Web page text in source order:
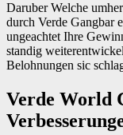
Daruber Welche
durch Verde Gangbar
ungeachtet Ihre
standig
Belohnungen sic
Verde World